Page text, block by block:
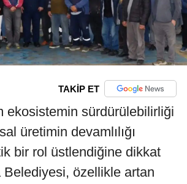
TAKİP ET
ekosistemin sürdürülebilirliği
üretimin devamlılığı
bir rol üstlendiğine dikkat
Belediyesi, özellikle artan